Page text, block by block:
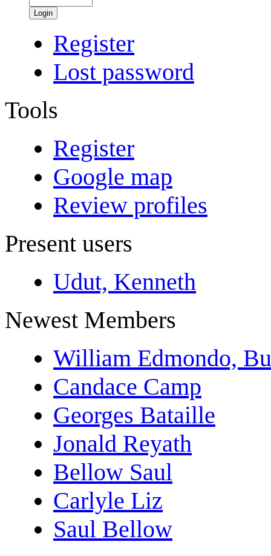
Login
Register
Lost password
Tools
Register
Google map
Review profiles
Present users
Udut, Kenneth
Newest Members
William Edmondo,
Candace Camp
Georges Bataille
Jonald Reyath
Bellow Saul
Carlyle Liz
Saul Bellow